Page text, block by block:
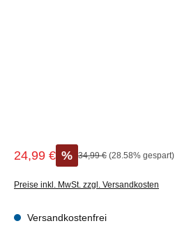
Verkaufspreis:
24,99 € % Regulärer Preis:
34,99 € (28.58% gespart)
Preise inkl. MwSt. zzgl. Versandkosten
Versandkostenfrei